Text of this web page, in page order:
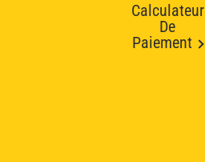
Calculateur
De
Paiement